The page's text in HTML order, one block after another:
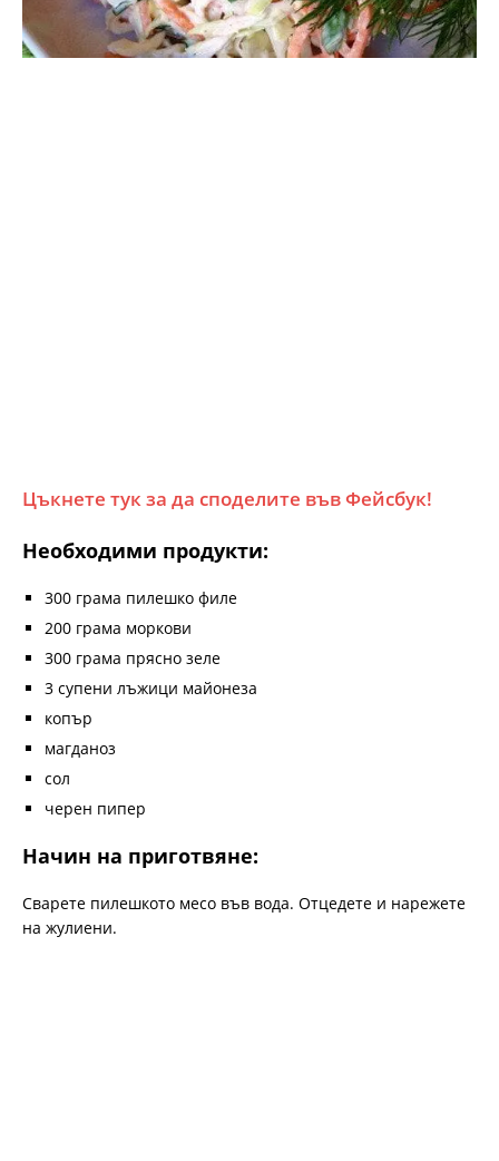
Цъкнете тук за да споделите във Фейсбук!
Необходими продукти:
300 грама пилешко филе
200 грама моркови
300 грама прясно зеле
3 супени лъжици майонеза
копър
магданоз
сол
черен пипер
Начин на приготвяне:
Сварете пилешкото месо във вода. Отцедете и нарежете
на жулиени.